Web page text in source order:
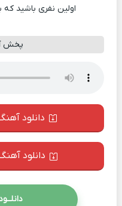
اولین نفری باشید
پخش
دانلود
دانلود